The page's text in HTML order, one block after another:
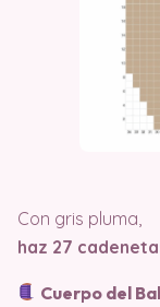
Con gris pluma,
haz 27
Cuerpo del